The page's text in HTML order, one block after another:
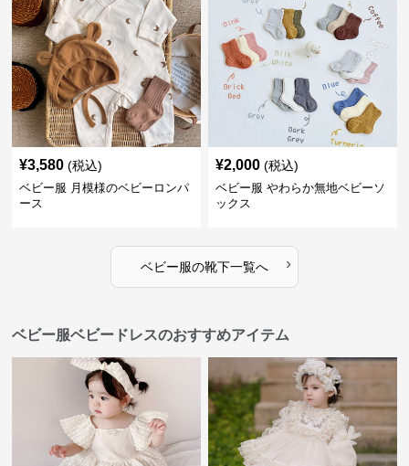
¥3,580 (税込)
ベビー服 月模様のベビーロンパ
ース
¥2,000 (税込)
ベビー服 やわらか無地ベビーソ
ックス
ベビー服の靴下一覧へ ›
ベビー服ベビードレスのおすすめアイテム